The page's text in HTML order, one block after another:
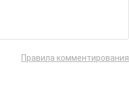
Правила комментирования